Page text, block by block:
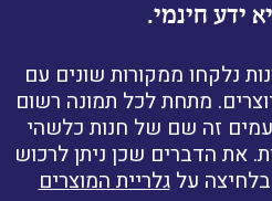
ידע חינמי.
נלקחו ממקורות שונים עם
מתחת לכל תמונה רשום
זה שם של חנות כלשהי
את הדברים שכן ניתן לרכוש
בלחיצה עלגלריית המוצרים